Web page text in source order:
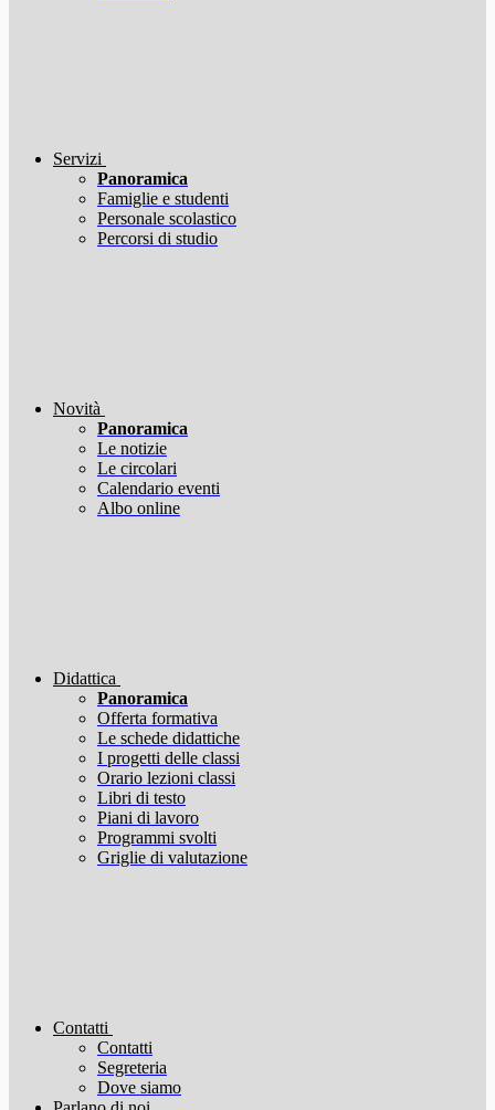
Servizi
Panoramica
Famiglie e studenti
Personale scolastico
Percorsi di studio
Novità
Panoramica
Le notizie
Le circolari
Calendario eventi
Albo online
Didattica
Panoramica
Offerta formativa
Le schede didattiche
I progetti delle classi
Orario lezioni classi
Libri di testo
Piani di lavoro
Programmi svolti
Griglie di valutazione
Contatti
Contatti
Segreteria
Dove siamo